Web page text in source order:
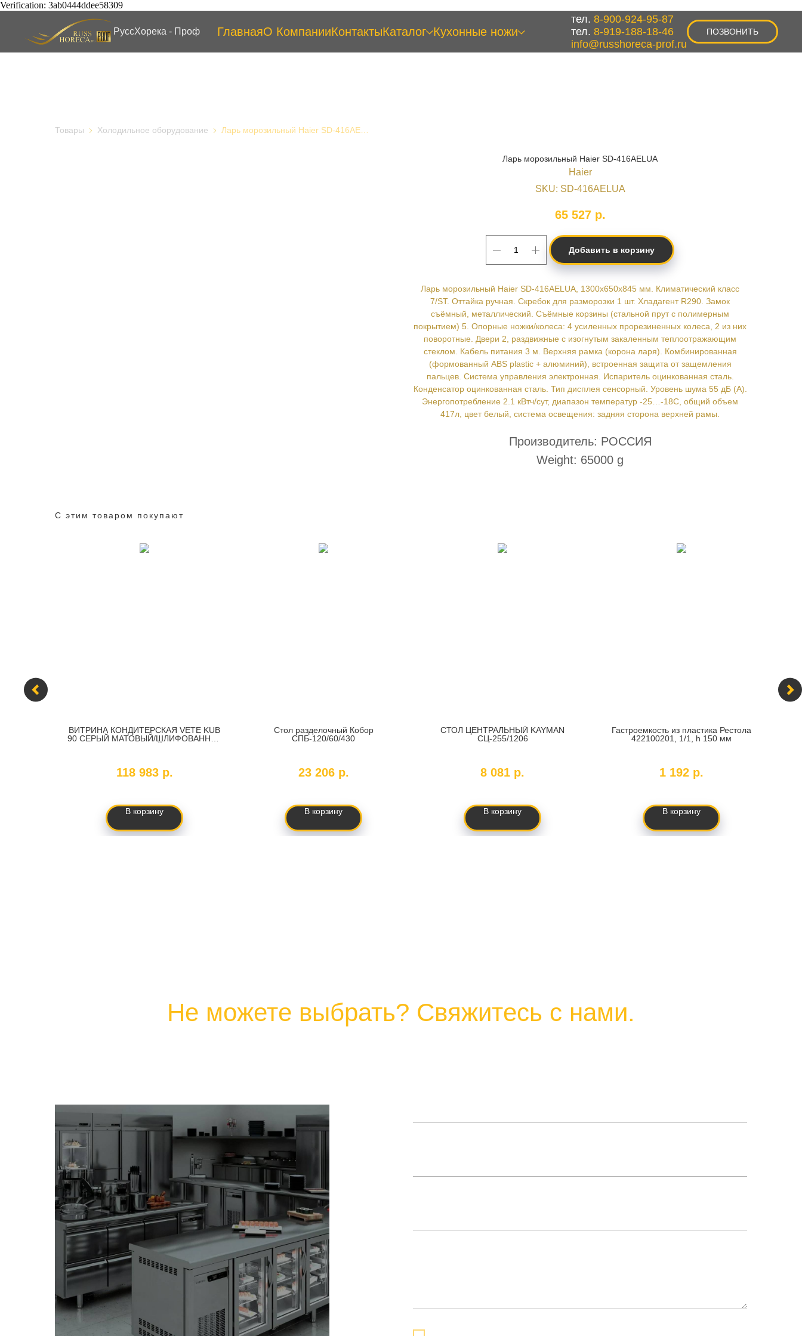
Verification: 3ab0444ddee58309
РуссХорека - Проф ГлавнаяО КомпанииКонтактыКаталог Кухонные ножи
тел. 8-900-924-95-87
тел. 8-919-188-18-46
info@russhoreca-prof.ru
ПОЗВОНИТЬ
Товары Холодильное оборудование
Ларь морозильный Haier SD-416AELUA
Haier
SKU: SD-416AELUA
65 527 р.
Добавить в корзину
Ларь морозильный Haier SD-416AELUA, 1300х650х845 мм. Климатический класс
7/ST. Оттайка ручная. Скребок для разморозки 1 шт. Хладагент R290. Замок
съёмный, металлический. Съёмные корзины (стальной прут с полимерным
покрытием) 5. Опорные ножки/колеса: 4 усиленных прорезиненных колеса, 2 из них
поворотные. Двери 2, раздвижные с изогнутым закаленным теплоотражающим
стеклом. Кабель питания 3 м. Верхняя рамка (корона ларя). Комбинированная
(формованный ABS plastic + алюминий), встроенная защита от защемления
пальцев. Система управления электронная. Испаритель оцинкованная сталь.
Конденсатор оцинкованная сталь. Тип дисплея сенсорный. Уровень шума 55 дБ (А).
Энергопотребление 2.1 кВтч/сут, диапазон температур -25…-18C, общий объем
417л, цвет белый, система освещения: задняя сторона верхней рамы.
Производитель: РОССИЯ
Weight: 65000 g
С этим товаром покупают
ВИТРИНА КОНДИТЕРСКАЯ VETE KUB
90 СЕРЫЙ МАТОВЫЙ/ШЛИФОВАННАЯ
118 983 р.
В корзину
Стол разделочный Кобор
СПБ-120/60/430
23 206 р.
В корзину
СТОЛ ЦЕНТРАЛЬНЫЙ KAYMAN
СЦ-255/1206
8 081 р.
В корзину
Гастроемкость из пластика Рестола
422100201, 1/1, h 150 мм
1 192 р.
В корзину
Не можете выбрать? Свяжитесь с нами.